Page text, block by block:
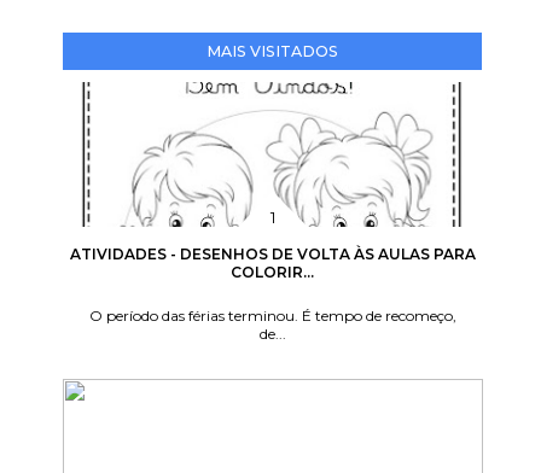
MAIS VISITADOS
ATIVIDADES - DESENHOS DE VOLTA ÀS AULAS PARA
COLORIR...
O período das férias terminou. É tempo de recomeço,
de...